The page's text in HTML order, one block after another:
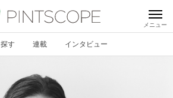
す 連載 インタビュー